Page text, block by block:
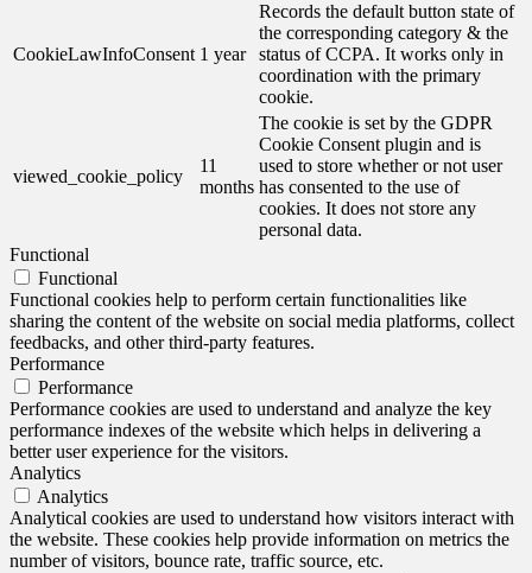
CookieLawInfoConsent 1 year
Records the default button state of
the corresponding category & the
status of CCPA. It works only in
coordination with the primary
cookie.
viewed_cookie_policy
11
months
The cookie is set by the GDPR
Cookie Consent plugin and is
used to store whether or not user
has consented to the use of
cookies. It does not store any
personal data.
Functional
Functional
Functional cookies help to perform certain functionalities like
sharing the content of the website on social media platforms, collect
feedbacks, and other third-party features.
Performance
Performance
Performance cookies are used to understand and analyze the key
performance indexes of the website which helps in delivering a
better user experience for the visitors.
Analytics
Analytics
Analytical cookies are used to understand how visitors interact with
the website. These cookies help provide information on metrics the
number of visitors, bounce rate, traffic source, etc.